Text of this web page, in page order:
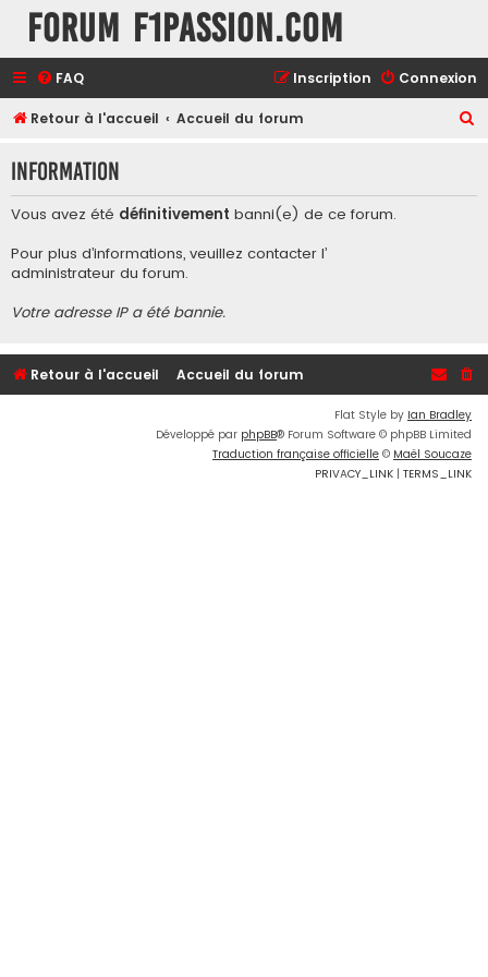
Forum F1Passion.com
FAQ Connexion
Inscription
Retour à l'accueil Accueil du forum
h
Information
Vous avez été définitivement banni(e) de ce forum.
Pour plus d’informations, veuillez contacter l’
administrateur du forum.
Votre adresse IP a été bannie.
Retour à l'accueil Accueil du forum
Flat Style by Ian Bradley
Développé par phpBB® Forum Software © phpBB Limited
Traduction française officielle © Maël Soucaze
PRIVACY_LINK | TERMS_LINK